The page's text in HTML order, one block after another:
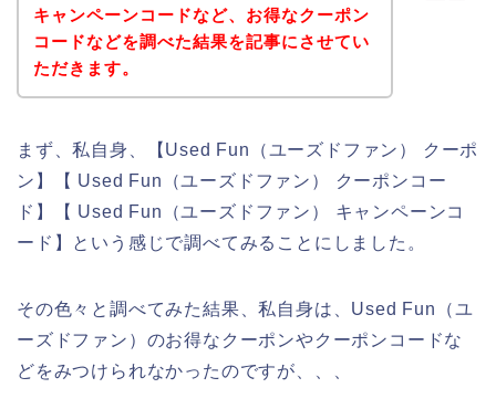
キャンペーンコードなど、お得なクーポン
コードなどを調べた結果を記事にさせてい
ただきます。
まず、私自身、【Used Fun（ユーズドファン） クーポ
ン】【 Used Fun（ユーズドファン） クーポンコー
ド】【 Used Fun（ユーズドファン） キャンペーンコ
ード】という感じで調べてみることにしました。
その色々と調べてみた結果、私自身は、Used Fun（ユ
ーズドファン）のお得なクーポンやクーポンコードな
どをみつけられなかったのですが、、、